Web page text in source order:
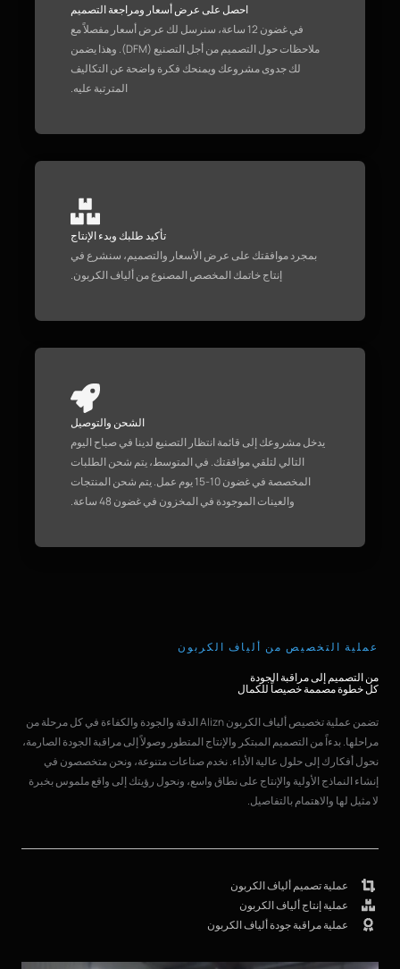
احصل على عرض أسعار ومراجعة التصميم
في غضون 12 ساعة، سنرسل لك عرض أسعار مفصلاً مع
ملاحظات حول التصميم من أجل التصنيع (DFM). وهذا يضمن
لك جدوى مشروعك ويمنحك فكرة واضحة عن التكاليف
المترتبة عليه.
تأكيد طلبك وبدء الإنتاج
بمجرد موافقتك على عرض الأسعار والتصميم، سنشرع في
إنتاج خاتمك المخصص المصنوع من ألياف الكربون.
الشحن والتوصيل
يدخل مشروعك إلى قائمة انتظار التصنيع لدينا في صباح اليوم
التالي لتلقي موافقتك. في المتوسط، يتم شحن الطلبات
المخصصة في غضون 10-15 يوم عمل. يتم شحن المنتجات
والعينات الموجودة في المخزون في غضون 48 ساعة.
عملية التخصيص من ألياف الكربون
من التصميم إلى مراقبة الجودة
كل خطوة مصممة خصيصاً للكمال
تضمن عملية تخصيص ألياف الكربون Alizn الدقة والجودة والكفاءة في كل مرحلة من
مراحلها. بدءاً من التصميم المبتكر والإنتاج المتطور وصولاً إلى مراقبة الجودة الصارمة،
نحول أفكارك إلى حلول عالية الأداء. نخدم صناعات متنوعة، ونحن متخصصون في
إنشاء النماذج الأولية والإنتاج على نطاق واسع، ونحول رؤيتك إلى واقع ملموس بخبرة
لا مثيل لها والاهتمام بالتفاصيل.
عملية تصميم ألياف الكربون
عملية إنتاج ألياف الكربون
عملية مراقبة جودة ألياف الكربون